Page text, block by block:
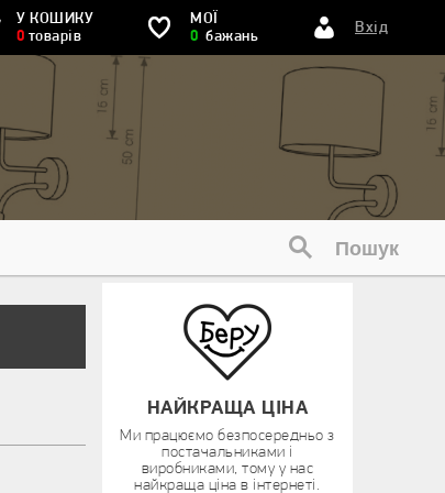
У КОШИКУ
0 товарів
МОЇ
0 бажань Вхід
НАЙКРАЩА ЦІНА
Ми працюємо безпосередньо з
постачальниками і
виробниками, тому у нас
найкраща ціна в інтернеті.